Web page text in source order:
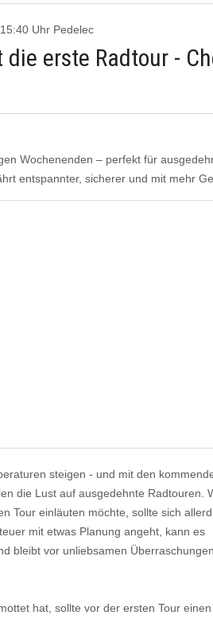
Uhr Pedelec
die erste Radtour -
Wochenenden – perfekt für
entspannter, sicherer und mit mehr
steigen - und mit den
die Lust auf ausgedehnte Radtouren.
Tour einläuten möchte, sollte sich
mit etwas Planung angeht, kann es
bleibt vor unliebsamen Überraschungen
hat, sollte vor der ersten Tour einen